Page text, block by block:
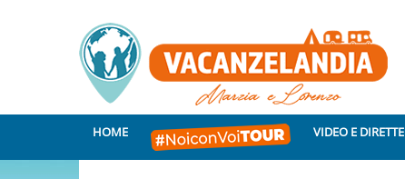
HOME VIDEO E DIRETTE